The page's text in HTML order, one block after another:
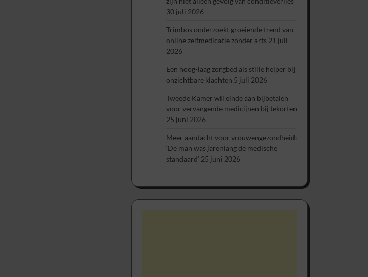
30 juli 2026
Trimbos onderzoekt groeiende trend van
online zelfmedicatie zonder arts 21 juli
2026
Een hoog-laag zorgbed als stille helper bij
onzichtbare klachten 5 juli 2026
Tweede Kamer wil einde aan bijbetalen
voor vervangende medicijnen bij tekorten
25 juni 2026
Meer aandacht voor vrouwengezondheid:
‘De man was jarenlang de medische
standaard’ 25 juni 2026